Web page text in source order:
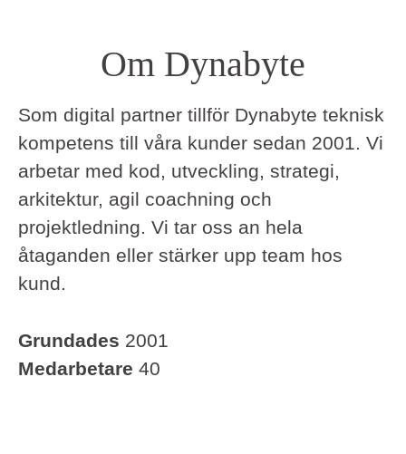
Om Dynabyte
Som digital partner tillför Dynabyte teknisk
kompetens till våra kunder sedan 2001. Vi
arbetar med kod, utveckling, strategi,
arkitektur, agil coachning och
projektledning. Vi tar oss an hela
åtaganden eller stärker upp team hos
kund.
Grundades 2001
Medarbetare 40